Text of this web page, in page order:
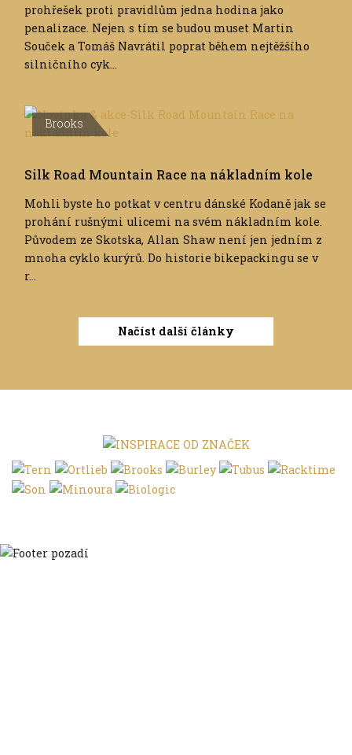
prohřešek proti pravidlům jedna hodina jako
penalizace. Nejen s tím se budou muset Martin
Souček a Tomáš Navrátil poprat během nejtěžšího
silničního cyk...
Brooks
Silk Road Mountain Race na nákladním kole
Mohli byste ho potkat v centru dánské Kodaně jak se
prohání rušnými ulicemi na svém nákladním kole.
Původem ze Skotska, Allan Shaw není jen jedním z
mnoha cyklo kurýrů. Do historie bikepackingu se v
r...
Načíst další články